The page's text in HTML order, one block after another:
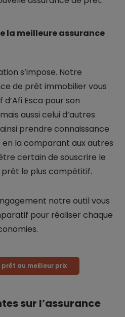
la meilleure assurance
s’impose. Notre
de prêt immobilier vous
Esca pour son
aussi celui d’autres
prendre connaissance
en la comparant aux autres
certain de souscrire le
le plus compétitif.
notre outil vous
pour réaliser chaque
prêt au meilleur prix
sur l’assurance